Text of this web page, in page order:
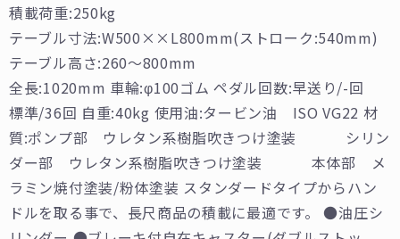
積載荷重:250kg
テーブル寸法:W500××L800mm(ストローク:540mm)
テーブル高さ:260～800mm
全長:1020mm 車輪:φ100ゴム ペダル回数:早送り/-回
標準/36回 自重:40kg 使用油:タービン油 ISO VG22 材
質:ポンプ部 ウレタン系樹脂吹きつけ塗装 シリン
ダー部 ウレタン系樹脂吹きつけ塗装 本体部 メ
ラミン焼付塗装/粉体塗装 スタンダードタイプからハン
ドルを取る事で、長尺商品の積載に最適です。
●油圧シ